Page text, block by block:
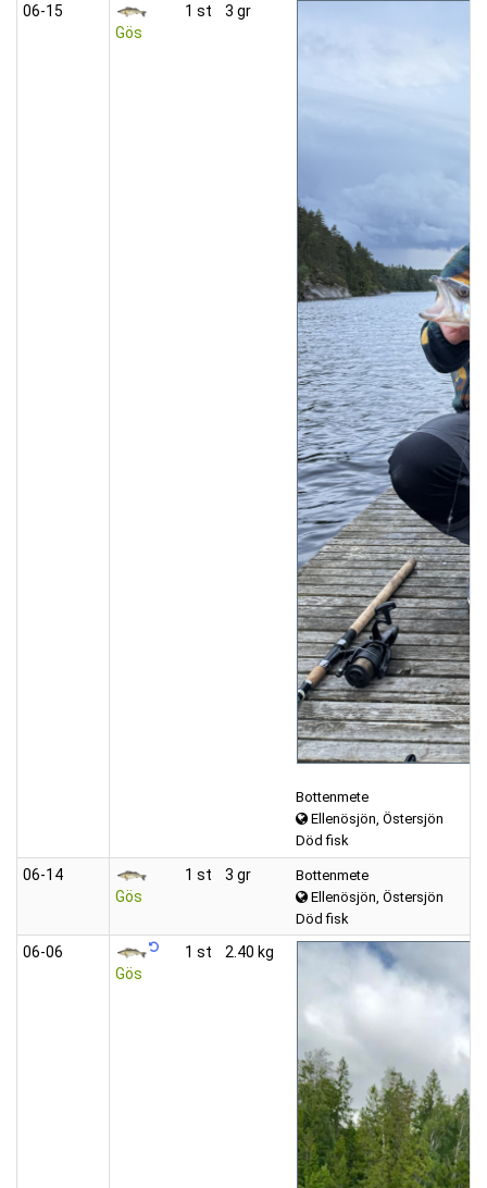
06‑15
Gös
1 st 3 gr
Bottenmete
Ellenösjön, Östersjön
Död fisk
06‑14
Gös
1 st 3 gr
Bottenmete
Ellenösjön, Östersjön
Död fisk
06‑06
Gös
1 st 2.40 kg